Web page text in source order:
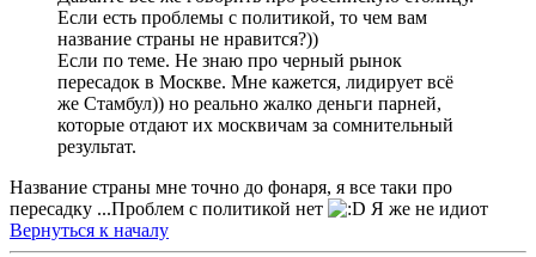
Если есть проблемы с политикой, то чем вам
название страны не нравится?))
Если по теме. Не знаю про черный рынок
пересадок в Москве. Мне кажется, лидирует всё
же Стамбул)) но реально жалко деньги парней,
которые отдают их москвичам за сомнительный
результат.
Название страны мне точно до фонаря, я все таки про
пересадку ...Проблем с политикой нет
Я же не идиот
Вернуться к началу